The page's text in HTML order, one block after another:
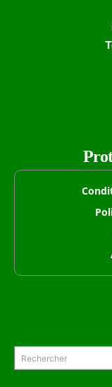
Rechercher